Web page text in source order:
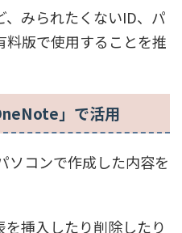
みられたくないID、パ
料版で使用することを推
」で活用
ソコンで作成した内容を
挿入したり削除したり